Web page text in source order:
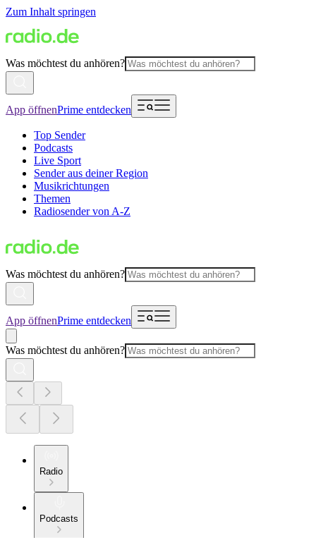
Zum Inhalt springen
Was möchtest du anhören?
App öffnenPrime entdecken
Top Sender
Podcasts
Live Sport
Sender aus deiner Region
Musikrichtungen
Themen
Radiosender von A-Z
Was möchtest du anhören?
App öffnenPrime entdecken
Was möchtest du anhören?
Radio
Podcasts